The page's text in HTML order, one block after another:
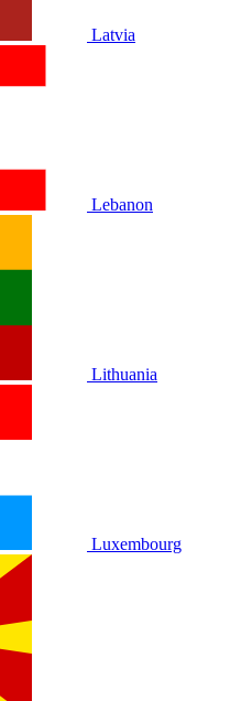
Latvia
Lebanon
Lithuania
Luxembourg